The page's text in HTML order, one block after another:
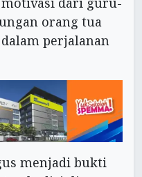
orang tua
perjalanan
menjadi bukti